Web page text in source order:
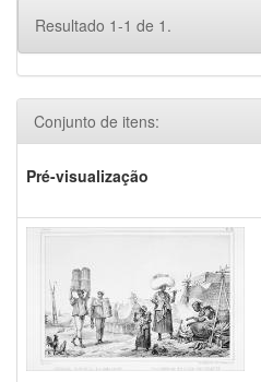
Resultado 1-1 de 1.
Conjunto de itens:
Pré-visualização